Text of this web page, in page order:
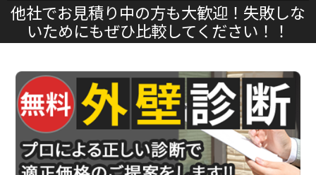
他社でお見積り中の方も大歓迎！失敗しな
いためにもぜひ比較してください！！